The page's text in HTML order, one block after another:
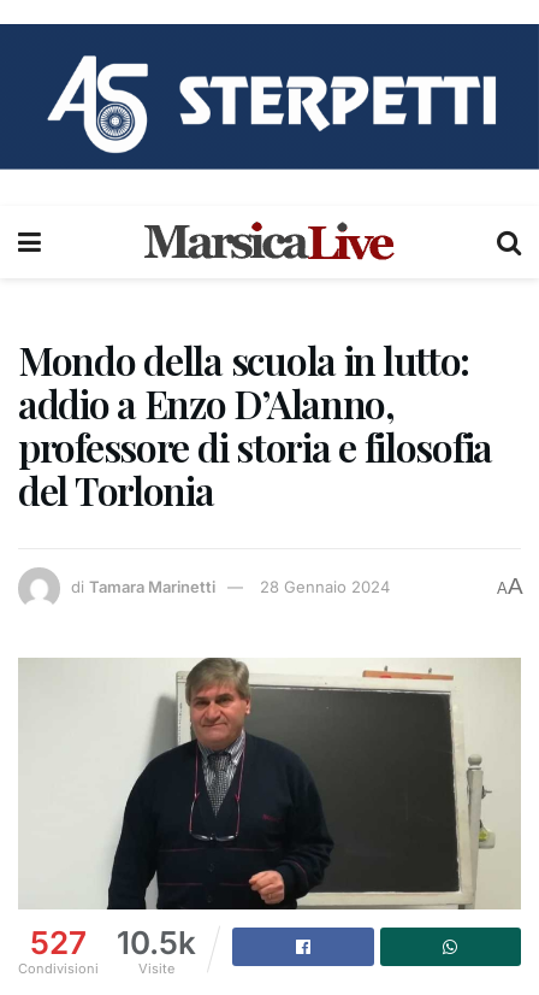
Mondo della scuola in lutto:
addio a Enzo D’Alanno,
professore di storia e filosofia
del Torlonia
di Tamara Marinetti 28 Gennaio 2024 AA
527
Condivisioni
10.5k
Visite